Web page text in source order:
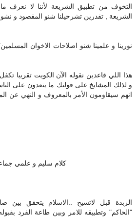
الشريعة , تقدرين تشرحيلنا شنو المقصود و
و لذلك المشايخ على قولتك ما يتعدون على
انهم سيقاومون الأمر بالمعروف و النهي عن
8كلام سليم و علمي
"الحاكم" وتطبيقه للامر وبين طاعة الفرد